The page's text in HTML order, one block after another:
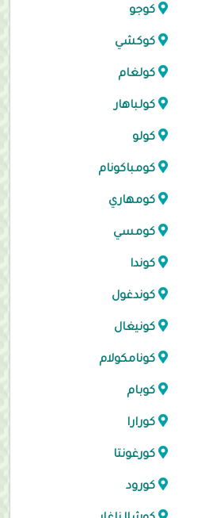
كوجو
كوكشي
كولغام
كولباهار
كولو
كومباكونام
كومهاري
كومسي
كوندا
كوندغول
كونيغال
كونامكولام
كوبام
كورارا
كورغونتا
كورود